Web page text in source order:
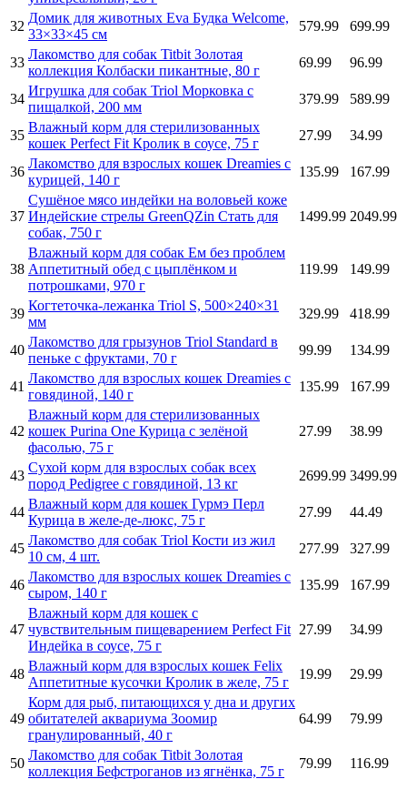
32
Домик для животных Eva Будка Welcome,
33×33×45 см
579.99 699.99
33
Лакомство для собак Titbit Золотая
коллекция Колбаски пикантные, 80 г
69.99 96.99
34
Игрушка для собак Triol Морковка с
пищалкой, 200 мм
379.99 589.99
35
Влажный корм для стерилизованных
кошек Perfect Fit Кролик в соусе, 75 г
27.99 34.99
36
Лакомство для взрослых кошек Dreamies c
курицей, 140 г
135.99 167.99
37
Сушёное мясо индейки на воловьей коже
Индейские стрелы GreenQZin Стать для
собак, 750 г
1499.99 2049.99
38
Влажный корм для собак Ем без проблем
Аппетитный обед с цыплёнком и
потрошками, 970 г
119.99 149.99
39
Когтеточка-лежанка Triol S, 500×240×31
мм
329.99 418.99
40
Лакомство для грызунов Triol Standard в
пеньке с фруктами, 70 г
99.99 134.99
41
Лакомство для взрослых кошек Dreamies с
говядиной, 140 г
135.99 167.99
42
Влажный корм для стерилизованных
кошек Purina One Курица с зелёной
фасолью, 75 г
27.99 38.99
43
Сухой корм для взрослых собак всех
пород Pedigree с говядиной, 13 кг
2699.99 3499.99
44
Влажный корм для кошек Гурмэ Перл
Курица в желе-де-люкс, 75 г
27.99 44.49
45
Лакомство для собак Triol Кости из жил
10 см, 4 шт.
277.99 327.99
46
Лакомство для взрослых кошек Dreamies с
сыром, 140 г
135.99 167.99
47
Влажный корм для кошек с
чувствительным пищеварением Perfect Fit
Индейка в соусе, 75 г
27.99 34.99
48
Влажный корм для взрослых кошек Felix
Аппетитные кусочки Кролик в желе, 75 г
19.99 29.99
49
Корм для рыб, питающихся у дна и других
обитателей аквариума Зоомир
гранулированный, 40 г
64.99 79.99
50
Лакомство для собак Titbit Золотая
коллекция Бефстроганов из ягнёнка, 75 г
79.99 116.99